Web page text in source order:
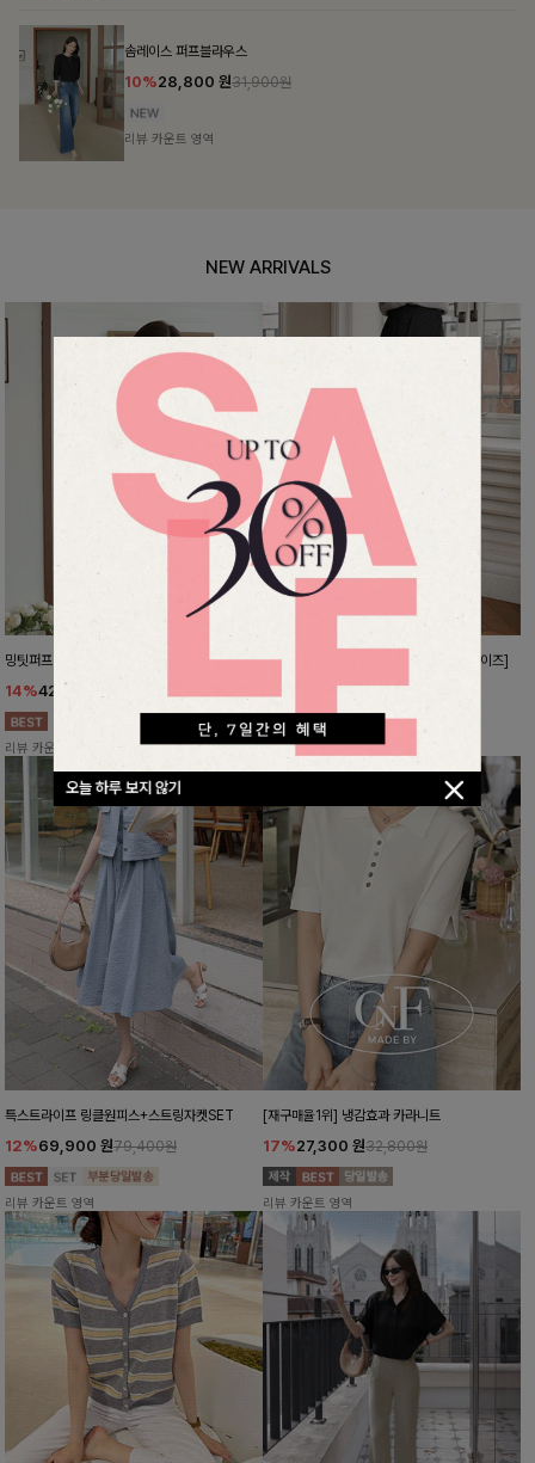
오늘 하루 보지 않기
셀드펜던트 7부니트
10%25,800 원28,600원
리뷰 카운트 영역
NEW ARRIVALS
밍팃퍼프 타이블라우스
14%42,900
리뷰 카운트 영역
숏중롱골라입을 인생슬랙스[S,M,L,XL사이즈]
32,900원
리뷰 카운트 영역
특스트라이프 링클원피스+스트링자켓SET
12%69,900 원79,400원
리뷰 카운트 영역
[재구매율1위] 냉감효과 카라니트
17%27,300 원32,800원
리뷰 카운트 영역